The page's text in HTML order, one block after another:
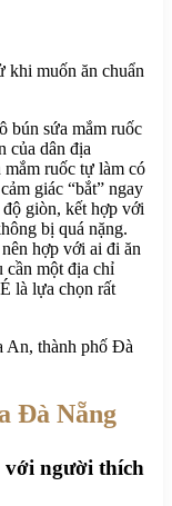
bún sứa mắm ruốc
của dân địa
ruốc tự làm có
giác “bắt” ngay
giòn, kết hợp với
bị quá nặng.
hợp với ai đi ăn
cần một địa chỉ
là lựa chọn rất
thành phố Đà
Đà Nẵng
với người thích